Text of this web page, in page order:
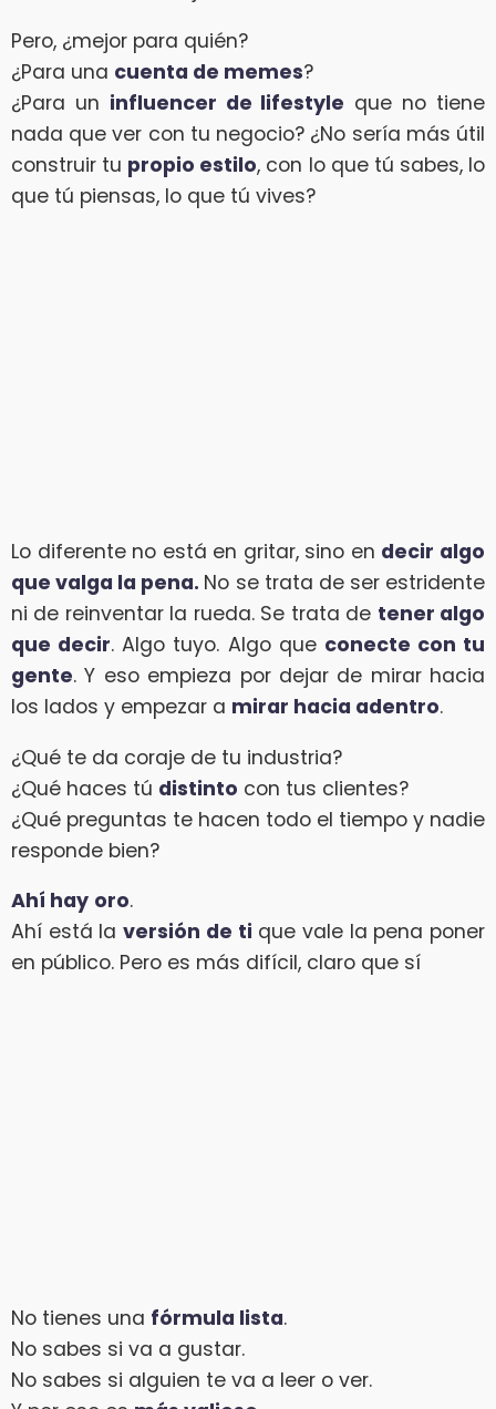
Pero, ¿mejor para quién?
¿Para una cuenta de memes?
¿Para un influencer de lifestyle que no tiene
nada que ver con tu negocio? ¿No sería más útil
construir tu propio estilo, con lo que tú sabes, lo
que tú piensas, lo que tú vives?
Lo diferente no está en gritar, sino en decir algo
que valga la pena. No se trata de ser estridente
ni de reinventar la rueda. Se trata de tener algo
que decir. Algo tuyo. Algo que conecte con tu
gente. Y eso empieza por dejar de mirar hacia
los lados y empezar a mirar hacia adentro.
¿Qué te da coraje de tu industria?
¿Qué haces tú distinto con tus clientes?
¿Qué preguntas te hacen todo el tiempo y nadie
responde bien?
Ahí hay oro.
Ahí está laversión de ti que vale la pena poner
en público. Pero es más difícil, claro que sí
No tienes una fórmula lista.
No sabes si va a gustar.
No sabes si alguien te va a leer o ver.